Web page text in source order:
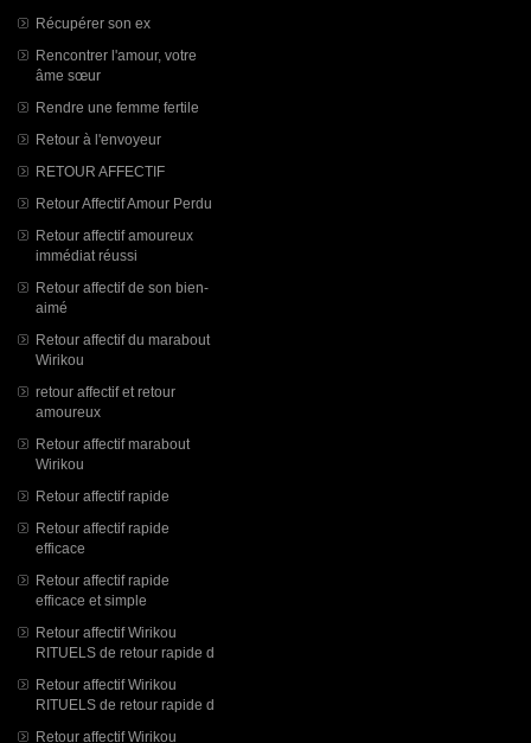
Récupérer son ex
Rencontrer l'amour, votre
âme sœur
Rendre une femme fertile
Retour à l'envoyeur
RETOUR AFFECTIF
Retour Affectif Amour Perdu
Retour affectif amoureux
immédiat réussi
Retour affectif de son bien-
aimé
Retour affectif du marabout
Wirikou
retour affectif et retour
amoureux
Retour affectif marabout
Wirikou
Retour affectif rapide
Retour affectif rapide
efficace
Retour affectif rapide
efficace et simple
Retour affectif Wirikou
RITUELS de retour rapide d
Retour affectif Wirikou
RITUELS de retour rapide d
Retour affectif Wirikou